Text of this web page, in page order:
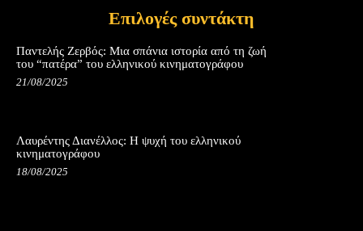
Επιλογές συντάκτη
Παντελής Ζερβός: Μια σπάνια ιστορία από τη ζωή
του “πατέρα” του ελληνικού κινηματογράφου
21/08/2025
Λαυρέντης Διανέλλος: Η ψυχή του ελληνικού
κινηματογράφου
18/08/2025